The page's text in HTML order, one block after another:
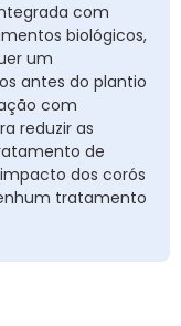
com
biológicos,
um
antes do plantio
com
reduzir as
de
dos corós
tratamento